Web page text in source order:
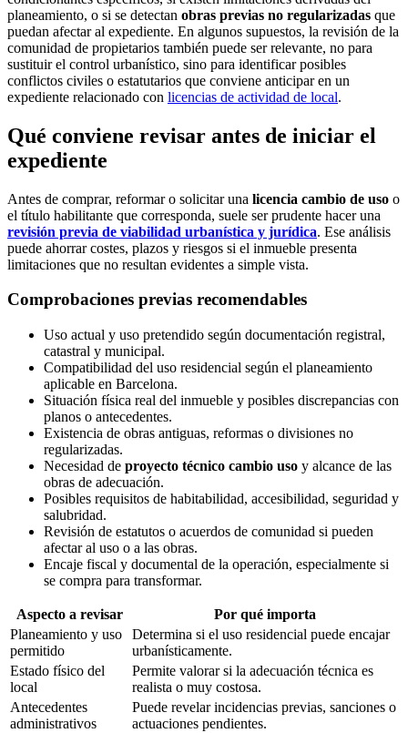
planeamiento, o si se detectan obras previas no regularizadas que
puedan afectar al expediente. En algunos supuestos, la revisión de la
comunidad de propietarios también puede ser relevante, no para
sustituir el control urbanístico, sino para identificar posibles
conflictos civiles o estatutarios que conviene anticipar en un
expediente relacionado con licencias de actividad de local.
Qué conviene revisar antes de iniciar el
expediente
Antes de comprar, reformar o solicitar una licencia cambio de uso o
el título habilitante que corresponda, suele ser prudente hacer una
revisión previa de viabilidad urbanística y jurídica. Ese análisis
puede ahorrar costes, plazos y riesgos si el inmueble presenta
limitaciones que no resultan evidentes a simple vista.
Comprobaciones previas recomendables
Uso actual y uso pretendido según documentación registral,
catastral y municipal.
Compatibilidad del uso residencial según el planeamiento
aplicable en Barcelona.
Situación física real del inmueble y posibles discrepancias con
planos o antecedentes.
Existencia de obras antiguas, reformas o divisiones no
regularizadas.
Necesidad de proyecto técnico cambio uso y alcance de las
obras de adecuación.
Posibles requisitos de habitabilidad, accesibilidad, seguridad y
salubridad.
Revisión de estatutos o acuerdos de comunidad si pueden
afectar al uso o a las obras.
Encaje fiscal y documental de la operación, especialmente si
se compra para transformar.
Aspecto a revisar
Por qué importa
Planeamiento y uso
permitido
Determina si el uso residencial puede encajar
urbanísticamente.
Estado físico del
local
Permite valorar si la adecuación técnica es
realista o muy costosa.
Antecedentes
administrativos
Puede revelar incidencias previas, sanciones o
actuaciones pendientes.